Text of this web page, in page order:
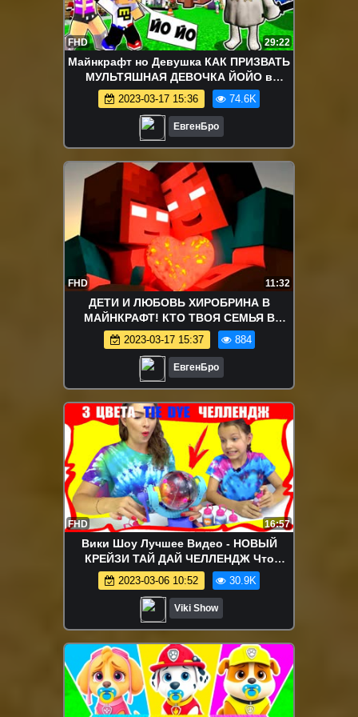
FHD 29:22
Майнкрафт но Девушка КАК ПРИЗВАТЬ
МУЛЬТЯШНАЯ ДЕВОЧКА ЙОЙО в
Майнкрафт НУБ И ПРО ТРОЛЛИНГ
MINECRAFT
2023-03-17 15:36 74.6K
ЕвгенБро
FHD 11:32
ДЕТИ И ЛЮБОВЬ ХИРОБРИНА В
МАЙНКРАФТ! КТО ТВОЯ СЕМЬЯ В
MINECRAFT! WHO'S YOUR FAMILY
ROLEPLAY
2023-03-17 15:37 884
ЕвгенБро
FHD 16:57
Вики Шоу Лучшее Видео - НОВЫЙ
КРЕЙЗИ ТАЙ ДАЙ ЧЕЛЛЕНДЖ Что
Пошло Не так 3 Markers Tie Dye
Challenge / Вики Шоу
2023-03-06 10:52 30.9K
Viki Show